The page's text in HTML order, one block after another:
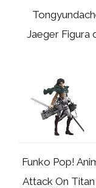
Jaeger Figura
Funko Pop!
Attack On